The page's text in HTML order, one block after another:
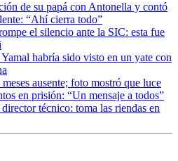
de su papá con Antonella y contó
“Ahí cierra todo”
el silencio ante la SIC: esta fue
habría sido visto en un yate con
ausente; foto mostró que luce
en prisión: “Un mensaje a todos”
técnico: toma las riendas en